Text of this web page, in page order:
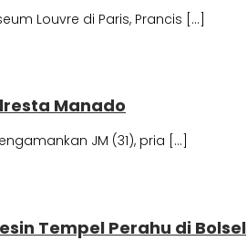
Louvre di Paris, Prancis […]
Manado
JM (31), pria […]
Tempel Perahu di Bolsel